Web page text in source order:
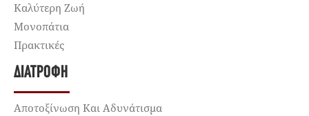
Καλύτερη Ζωή
Μονοπάτια
Πρακτικές
ΔΙΑΤΡΟΦΉ
Αποτοξίνωση Και Αδυνάτισμα